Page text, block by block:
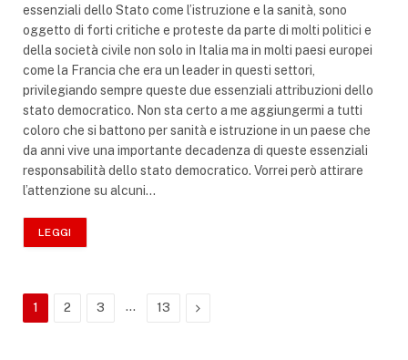
essenziali dello Stato come l’istruzione e la sanità, sono
oggetto di forti critiche e proteste da parte di molti politici e
della società civile non solo in Italia ma in molti paesi europei
come la Francia che era un leader in questi settori,
privilegiando sempre queste due essenziali attribuzioni dello
stato democratico. Non sta certo a me aggiungermi a tutti
coloro che si battono per sanità e istruzione in un paese che
da anni vive una importante decadenza di queste essenziali
responsabilità dello stato democratico. Vorrei però attirare
l’attenzione su alcuni…
LEGGI
1 2 3 … 13 Successivo